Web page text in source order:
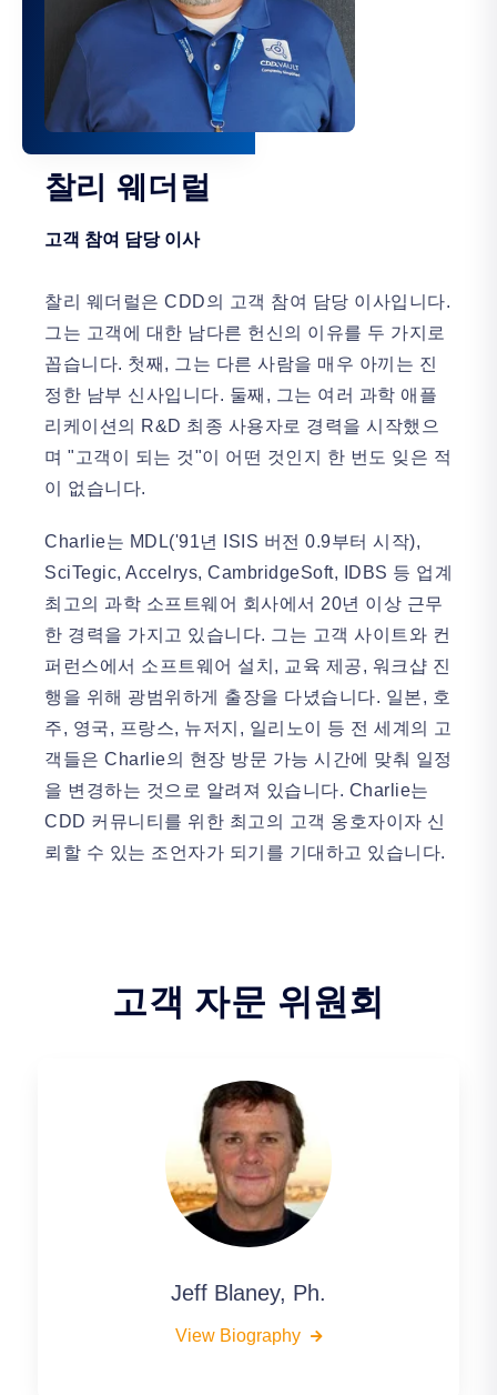
찰리 웨더럴
고객 참여 담당 이사
찰리 웨더럴은 CDD의 고객 참여 담당 이사입니다.
그는 고객에 대한 남다른 헌신의 이유를 두 가지로
꼽습니다. 첫째, 그는 다른 사람을 매우 아끼는 진
정한 남부 신사입니다. 둘째, 그는 여러 과학 애플
리케이션의 R&D 최종 사용자로 경력을 시작했으
며 "고객이 되는 것"이 어떤 것인지 한 번도 잊은 적
이 없습니다.
Charlie는 MDL('91년 ISIS 버전 0.9부터 시작),
SciTegic, Accelrys, CambridgeSoft, IDBS 등 업계
최고의 과학 소프트웨어 회사에서 20년 이상 근무
한 경력을 가지고 있습니다. 그는 고객 사이트와 컨
퍼런스에서 소프트웨어 설치, 교육 제공, 워크샵 진
행을 위해 광범위하게 출장을 다녔습니다. 일본, 호
주, 영국, 프랑스, 뉴저지, 일리노이 등 전 세계의 고
객들은 Charlie의 현장 방문 가능 시간에 맞춰 일정
을 변경하는 것으로 알려져 있습니다. Charlie는
CDD 커뮤니티를 위한 최고의 고객 옹호자이자 신
뢰할 수 있는 조언자가 되기를 기대하고 있습니다.
고객 자문 위원회
Jeff Blaney, Ph.
View Biography